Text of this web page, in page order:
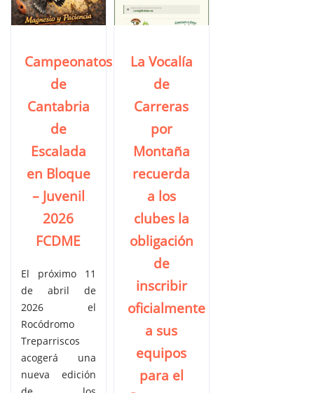
Campeonatos
de
Cantabria
de
Escalada
en Bloque
– Juvenil
2026
FCDME
El próximo 11
de abril de
2026 el
Rocódromo
Treparriscos
acogerá una
nueva edición
La Vocalía
de
Carreras
por
Montaña
recuerda
a los
clubes la
obligación
de
inscribir
oficialmente
a sus
equipos
para el